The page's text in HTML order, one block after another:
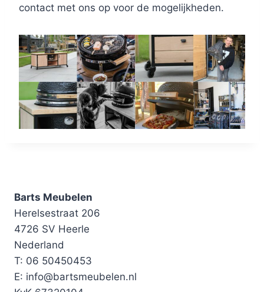
contact met ons op voor de mogelijkheden.
Barts Meubelen
Herelsestraat 206
4726 SV Heerle
Nederland
T: 06 50450453
E: info@bartsmeubelen.nl